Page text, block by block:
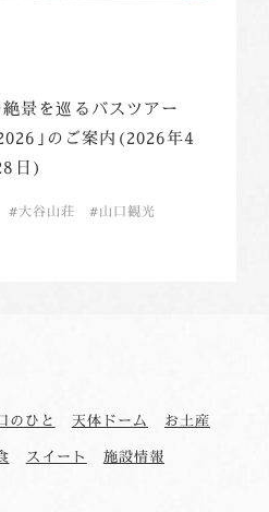
絶景を巡るバスツアー
｣のご案内(2026年4
日)
大谷山荘
山口観光
のひと 天体ドーム
お土産
スイート 施設情報